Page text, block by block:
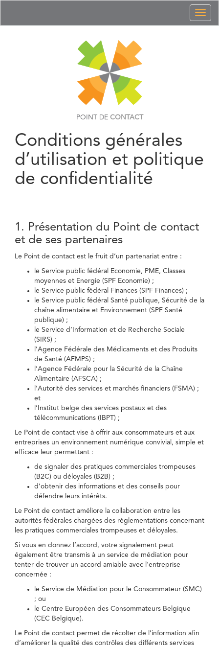
POINT DE CONTACT
Conditions générales
d’utilisation et politique
de confidentialité
1. Présentation du Point de contact
et de ses partenaires
Le Point de contact est le fruit d’un partenariat entre :
le Service public fédéral Economie, PME, Classes
moyennes et Energie (SPF Economie) ;
le Service public fédéral Finances (SPF Finances) ;
le Service public fédéral Santé publique, Sécurité de la
chaîne alimentaire et Environnement (SPF Santé
publique) ;
le Service d’Information et de Recherche Sociale
(SIRS) ;
l’Agence Fédérale des Médicaments et des Produits
de Santé (AFMPS) ;
l’Agence Fédérale pour la Sécurité de la Chaîne
Alimentaire (AFSCA) ;
l’Autorité des services et marchés financiers (FSMA) ;
et
l’Institut belge des services postaux et des
télécommunications (IBPT) ;
Le Point de contact vise à offrir aux consommateurs et aux
entreprises un environnement numérique convivial, simple et
efficace leur permettant :
de signaler des pratiques commerciales trompeuses
(B2C) ou déloyales (B2B) ;
d’obtenir des informations et des conseils pour
défendre leurs intérêts.
Le Point de contact améliore la collaboration entre les
autorités fédérales chargées des réglementations concernant
les pratiques commerciales trompeuses et déloyales.
Si vous en donnez l’accord, votre signalement peut
également être transmis à un service de médiation pour
tenter de trouver un accord amiable avec l'entreprise
concernée :
le Service de Médiation pour le Consommateur (SMC)
; ou
le Centre Européen des Consommateurs Belgique
(CEC Belgique).
Le Point de contact permet de récolter de l’information afin
d’améliorer la qualité des contrôles des différents services